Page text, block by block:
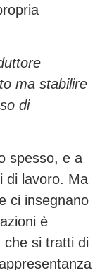
ma stabilire
di
spesso, e a
di lavoro. Ma
ci insegnano
è
che si tratti di